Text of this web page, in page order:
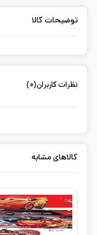
توضیحات کالا
نظرات کاربران(0)
کالاهای مشابه